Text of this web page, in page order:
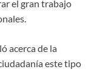
el gran trabajo
acerca de la
este tipo